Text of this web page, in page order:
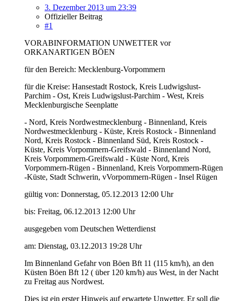
3. Dezember 2013 um 23:39
Offizieller Beitrag
#1
VORABINFORMATION UNWETTER vor
ORKANARTIGEN BÖEN
für den Bereich: Mecklenburg-Vorpommern
für die Kreise: Hansestadt Rostock, Kreis Ludwigslust-
Parchim - Ost, Kreis Ludwigslust-Parchim - West, Kreis
Mecklenburgische Seenplatte
- Nord, Kreis Nordwestmecklenburg - Binnenland, Kreis
Nordwestmecklenburg - Küste, Kreis Rostock - Binnenland
Nord, Kreis Rostock - Binnenland Süd, Kreis Rostock -
Küste, Kreis Vorpommern-Greifswald - Binnenland Nord,
Kreis Vorpommern-Greifswald - Küste Nord, Kreis
Vorpommern-Rügen - Binnenland, Kreis Vorpommern-Rügen
-Küste, Stadt Schwerin, vVorpommern-Rügen - Insel Rügen
gültig von: Donnerstag, 05.12.2013 12:00 Uhr
bis: Freitag, 06.12.2013 12:00 Uhr
ausgegeben vom Deutschen Wetterdienst
am: Dienstag, 03.12.2013 19:28 Uhr
Im Binnenland Gefahr von Böen Bft 11 (115 km/h), an den
Küsten Böen Bft 12 ( über 120 km/h) aus West, in der Nacht
zu Freitag aus Nordwest.
Dies ist ein erster Hinweis auf erwartete Unwetter. Er soll die